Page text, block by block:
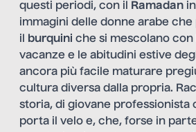
questi periodi, con il
Ramadan
immagini delle donne arabe
il
burquini che si mescolano
vacanze e le abitudini estive
ancora più facile maturare
cultura diversa dalla propria.
storia, di giovane professionista
porta il velo e, che, forse in